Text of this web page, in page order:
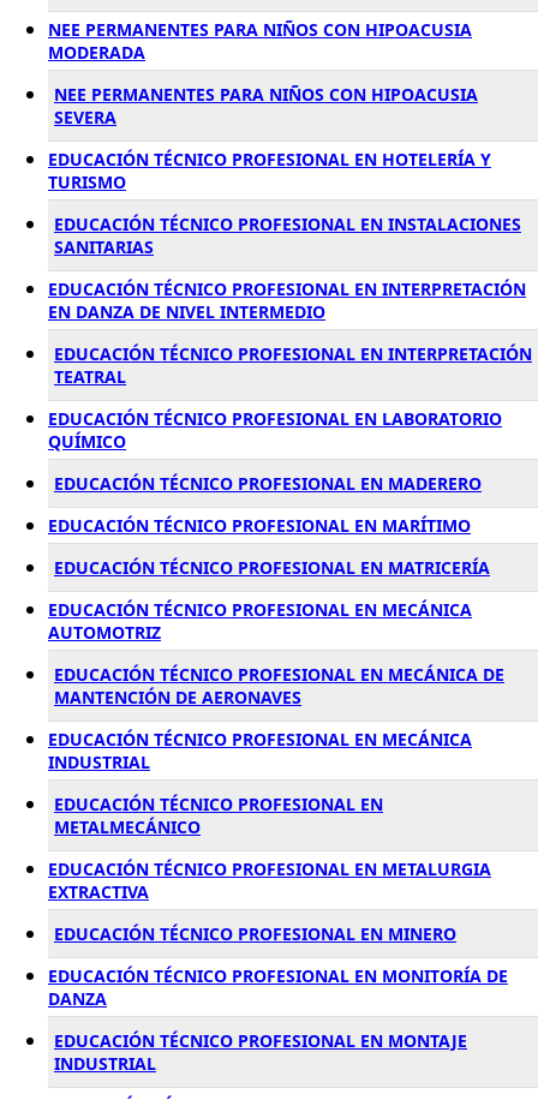
NEE PERMANENTES PARA NIÑOS CON HIPOACUSIA
MODERADA
NEE PERMANENTES PARA NIÑOS CON HIPOACUSIA
SEVERA
EDUCACIÓN TÉCNICO PROFESIONAL EN HOTELERÍA Y
TURISMO
EDUCACIÓN TÉCNICO PROFESIONAL EN INSTALACIONES
SANITARIAS
EDUCACIÓN TÉCNICO PROFESIONAL EN INTERPRETACIÓN
EN DANZA DE NIVEL INTERMEDIO
EDUCACIÓN TÉCNICO PROFESIONAL EN INTERPRETACIÓN
TEATRAL
EDUCACIÓN TÉCNICO PROFESIONAL EN LABORATORIO
QUÍMICO
EDUCACIÓN TÉCNICO PROFESIONAL EN MADERERO
EDUCACIÓN TÉCNICO PROFESIONAL EN MARÍTIMO
EDUCACIÓN TÉCNICO PROFESIONAL EN MATRICERÍA
EDUCACIÓN TÉCNICO PROFESIONAL EN MECÁNICA
AUTOMOTRIZ
EDUCACIÓN TÉCNICO PROFESIONAL EN MECÁNICA DE
MANTENCIÓN DE AERONAVES
EDUCACIÓN TÉCNICO PROFESIONAL EN MECÁNICA
INDUSTRIAL
EDUCACIÓN TÉCNICO PROFESIONAL EN
METALMECÁNICO
EDUCACIÓN TÉCNICO PROFESIONAL EN METALURGIA
EXTRACTIVA
EDUCACIÓN TÉCNICO PROFESIONAL EN MINERO
EDUCACIÓN TÉCNICO PROFESIONAL EN MONITORÍA DE
DANZA
EDUCACIÓN TÉCNICO PROFESIONAL EN MONTAJE
INDUSTRIAL